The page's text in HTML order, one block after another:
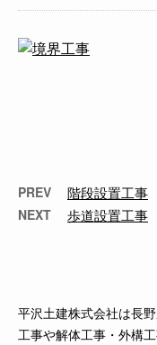
PREV 階段設置工事
NEXT 歩道設置工事
平沢土建株式会社は長
工事や解体工事・外構